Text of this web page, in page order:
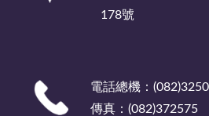
178號
電話總機：
傳真：(082)372575